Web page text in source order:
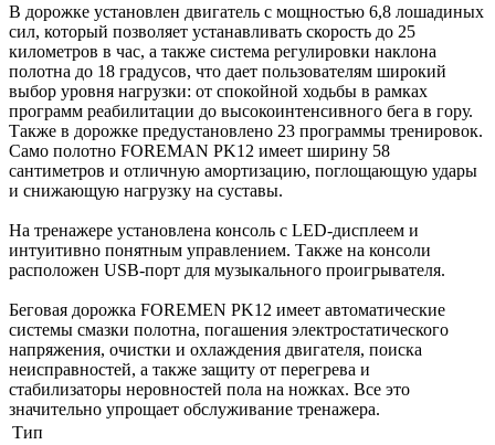
В дорожке установлен двигатель с мощностью 6,8 лошадиных
сил, который позволяет устанавливать скорость до 25
километров в час, а также система регулировки наклона
полотна до 18 градусов, что дает пользователям широкий
выбор уровня нагрузки: от спокойной ходьбы в рамках
программ реабилитации до высокоинтенсивного бега в гору.
Также в дорожке предустановлено 23 программы тренировок.
Само полотно FOREMAN PK12 имеет ширину 58
сантиметров и отличную амортизацию, поглощающую удары
и снижающую нагрузку на суставы.
На тренажере установлена консоль с LED-дисплеем и
интуитивно понятным управлением. Также на консоли
расположен USB-порт для музыкального проигрывателя.
Беговая дорожка FOREMEN PK12 имеет автоматические
системы смазки полотна, погашения электростатического
напряжения, очистки и охлаждения двигателя, поиска
неисправностей, а также защиту от перегрева и
стабилизаторы неровностей пола на ножках. Все это
значительно упрощает обслуживание тренажера.
Тип